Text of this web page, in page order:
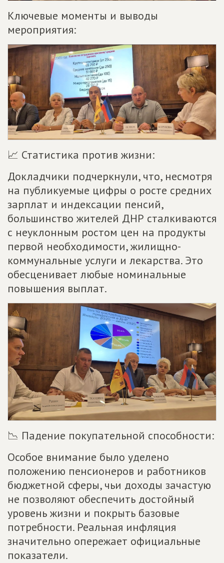
Ключевые моменты и выводы
мероприятия:
📈 Статистика против жизни:
Докладчики подчеркнули, что, несмотря
на публикуемые цифры о росте средних
зарплат и индексации пенсий,
большинство жителей ДНР сталкиваются
с неуклонным ростом цен на продукты
первой необходимости, жилищно-
коммунальные услуги и лекарства. Это
обесценивает любые номинальные
повышения выплат.
📉 Падение покупательной способности:
Особое внимание было уделено
положению пенсионеров и работников
бюджетной сферы, чьи доходы зачастую
не позволяют обеспечить достойный
уровень жизни и покрыть базовые
потребности. Реальная инфляция
значительно опережает официальные
показатели.